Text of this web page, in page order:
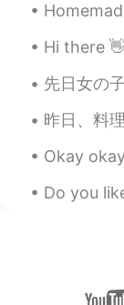
Homemade pizza, made
Hi there 👋🏻🤔 I’m
先日女の子来て、タピオカを買いました。味あまり
昨日、料理をいっぱい作った
Okay okay I’ll stop, but
Do you like clouds ?